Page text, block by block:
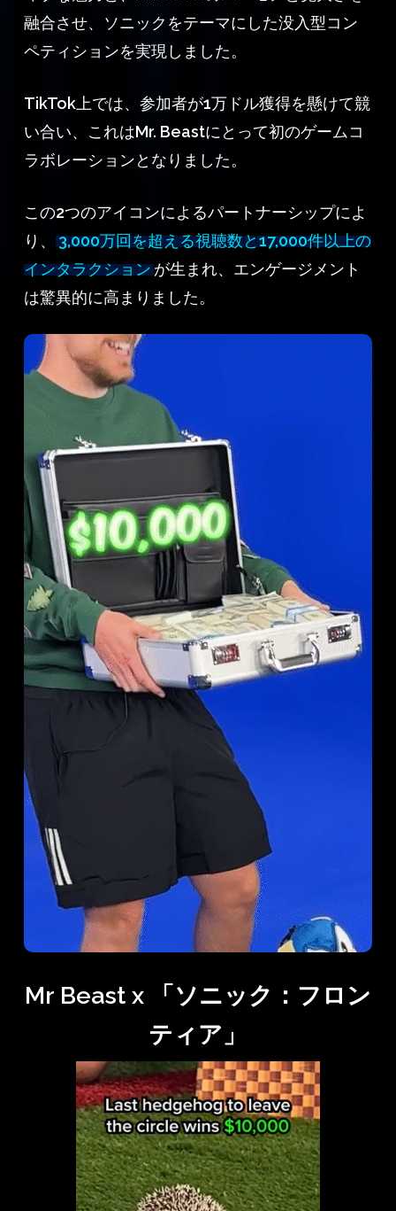
融合させ、ソニックをテーマにした没入型コン
ペティションを実現しました。
TikTok上では、参加者が1万ドル獲得を懸けて競
い合い、これはMr. Beastにとって初のゲームコ
ラボレーションとなりました。
この2つのアイコンによるパートナーシップによ
り、3,000万回を超える視聴数と17,000件以上の
インタラクションが生まれ、エンゲージメント
は驚異的に高まりました。
Mr Beast x 「ソニック：フロン
ティア」